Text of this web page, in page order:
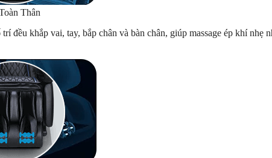
Thân
đều khắp vai, tay, bắp chân và bàn chân, giúp massage ép khí